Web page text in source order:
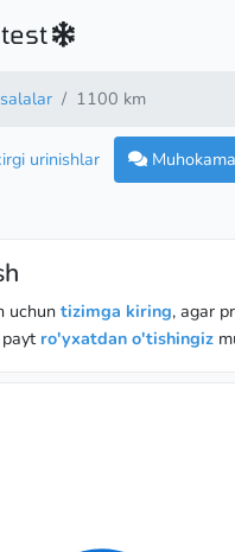
1100 km
urinishlar
Muhokama
uchun tizimga kiring, agar
ro'yxatdan o'tishingiz